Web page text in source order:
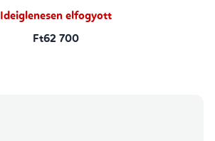
Ideiglenesen elfogyott
Ft62 700